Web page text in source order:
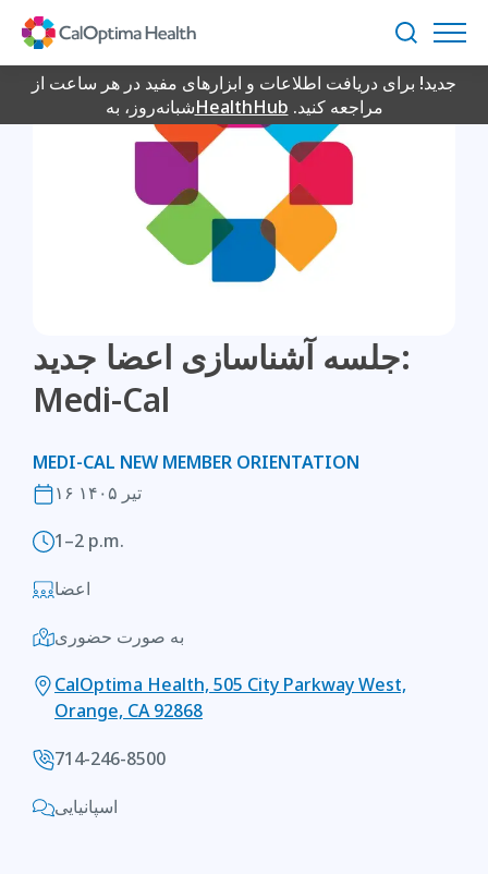
Content
جستجو
جدید! برای دریافت اطلاعات و ابزارهای مفید در هر ساعت از
شبانه‌روز، بهHealthHub مراجعه کنید.
جلسه آشناسازی اعضا جدید:
Medi-Cal
MEDI-CAL NEW MEMBER ORIENTATION
۱۶ تیر ۱۴۰۵
1–2 p.m.
اعضا
به صورت حضوری
CalOptima Health, 505 City Parkway West,
Orange, CA 92868
714-246-8500
اسپانیایی